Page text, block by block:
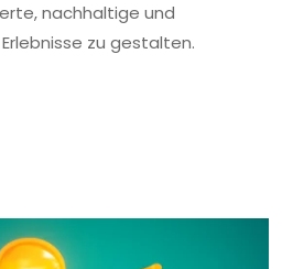
nachhaltige und
zu gestalten.